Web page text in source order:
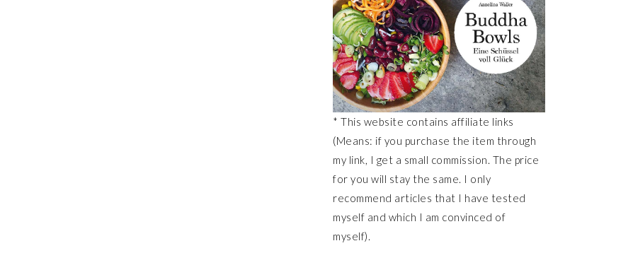
* This website contains affiliate links
(Means: if you purchase the item through
my link, I get a small commission. The price
for you will stay the same. I only
recommend articles that I have tested
myself and which I am convinced of
myself).